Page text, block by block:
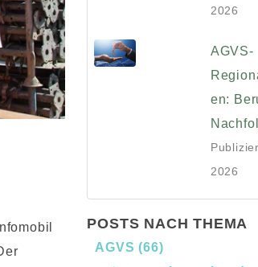
2026
AGVS-
en:
2026
POSTS NACH THEMA
AGVS(66)